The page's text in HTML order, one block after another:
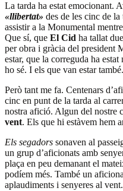
La tarda ha estat emocionant.
«llibertat» des de les cinc de
assistir a la Monumental
Que sí, que El Cid ha tallat
per obra i gràcia del president
estar, que la correguda ha
ho sé. I els que van estar també.
Però tant me fa. Centenars
cinc en punt de la tarda al
nostra afició. Algun del nostre
vent. Els que hi estàvem hem
Els segadors sonaven al
un grup d’aficionats amb
plaça en peu demanant el
podíem més. També un
aplaudiments i senyeres al vent.